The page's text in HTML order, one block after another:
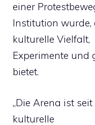
einer
Institution wurde,
kulturelle Vielfalt,
Experimente und
bietet.
„Die Arena ist
kulturelle